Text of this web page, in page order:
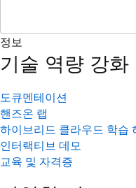
정보
기술 역량 강화
도큐멘테이션
핸즈온 랩
하이브리드 클라우드 학습
인터랙티브 데모
교육 및 자격증